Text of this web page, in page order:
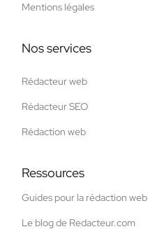
Mentions légales
Nos services
Rédacteur web
Rédacteur SEO
Rédaction web
Ressources
Guides pour la rédaction web
Le blog de Redacteur.com